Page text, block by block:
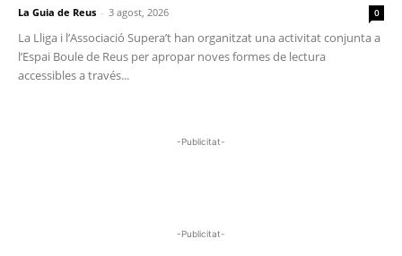
La Guia de Reus - 3 agost, 2026 0
La Lliga i l’Associació Supera’t han organitzat una activitat conjunta a
l’Espai Boule de Reus per apropar noves formes de lectura
accessibles a través...
-Publicitat-
-Publicitat-